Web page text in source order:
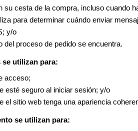
su cesta de la compra, incluso cuando
para determinar cuándo enviar
y/o
del proceso de pedido se encuentra.
se utilizan para:
acceso;
esté seguro al iniciar sesión; y/o
el sitio web tenga una apariencia
se utilizan para: